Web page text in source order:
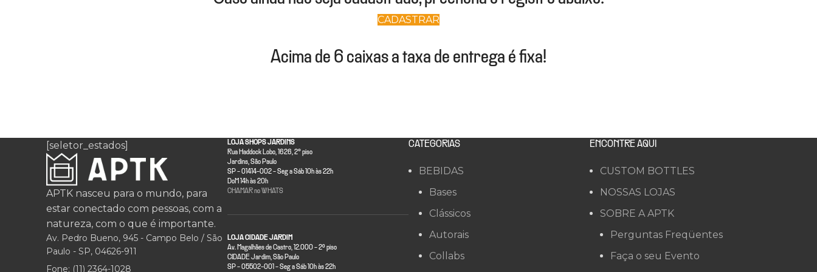
CADASTRAR
Acima de 6 caixas a taxa de entrega é fixa!
[seletor_estados]
APTK nasceu para o mundo, para
estar conectado com pessoas, com a
natureza, com o que é importante.
Av. Pedro Bueno, 945 - Campo Belo / São
Paulo - SP, 04626-911
Fone: (11) 2364-1028
LOJA SHOPS JARDINS
Rua Haddock Lobo, 1626, 2° piso
Jardins, São Paulo
SP - 01414-002 - Seg a Sáb 10h às 22h
DoM 14h às 20h
CHAMAR no WHATS
LOJA CIDADE JARDIM
Av. Magalhães de Castro, 12.000 - 2º piso
CIDADE Jardim, São Paulo
SP - 05502-001 - Seg a Sáb 10h às 22h
CATEGORIAS
BEBIDAS
Bases
Clássicos
Autorais
Collabs
ENCONTRE AQUI
CUSTOM BOTTLES
NOSSAS LOJAS
SOBRE A APTK
Perguntas Freqüentes
Faça o seu Evento